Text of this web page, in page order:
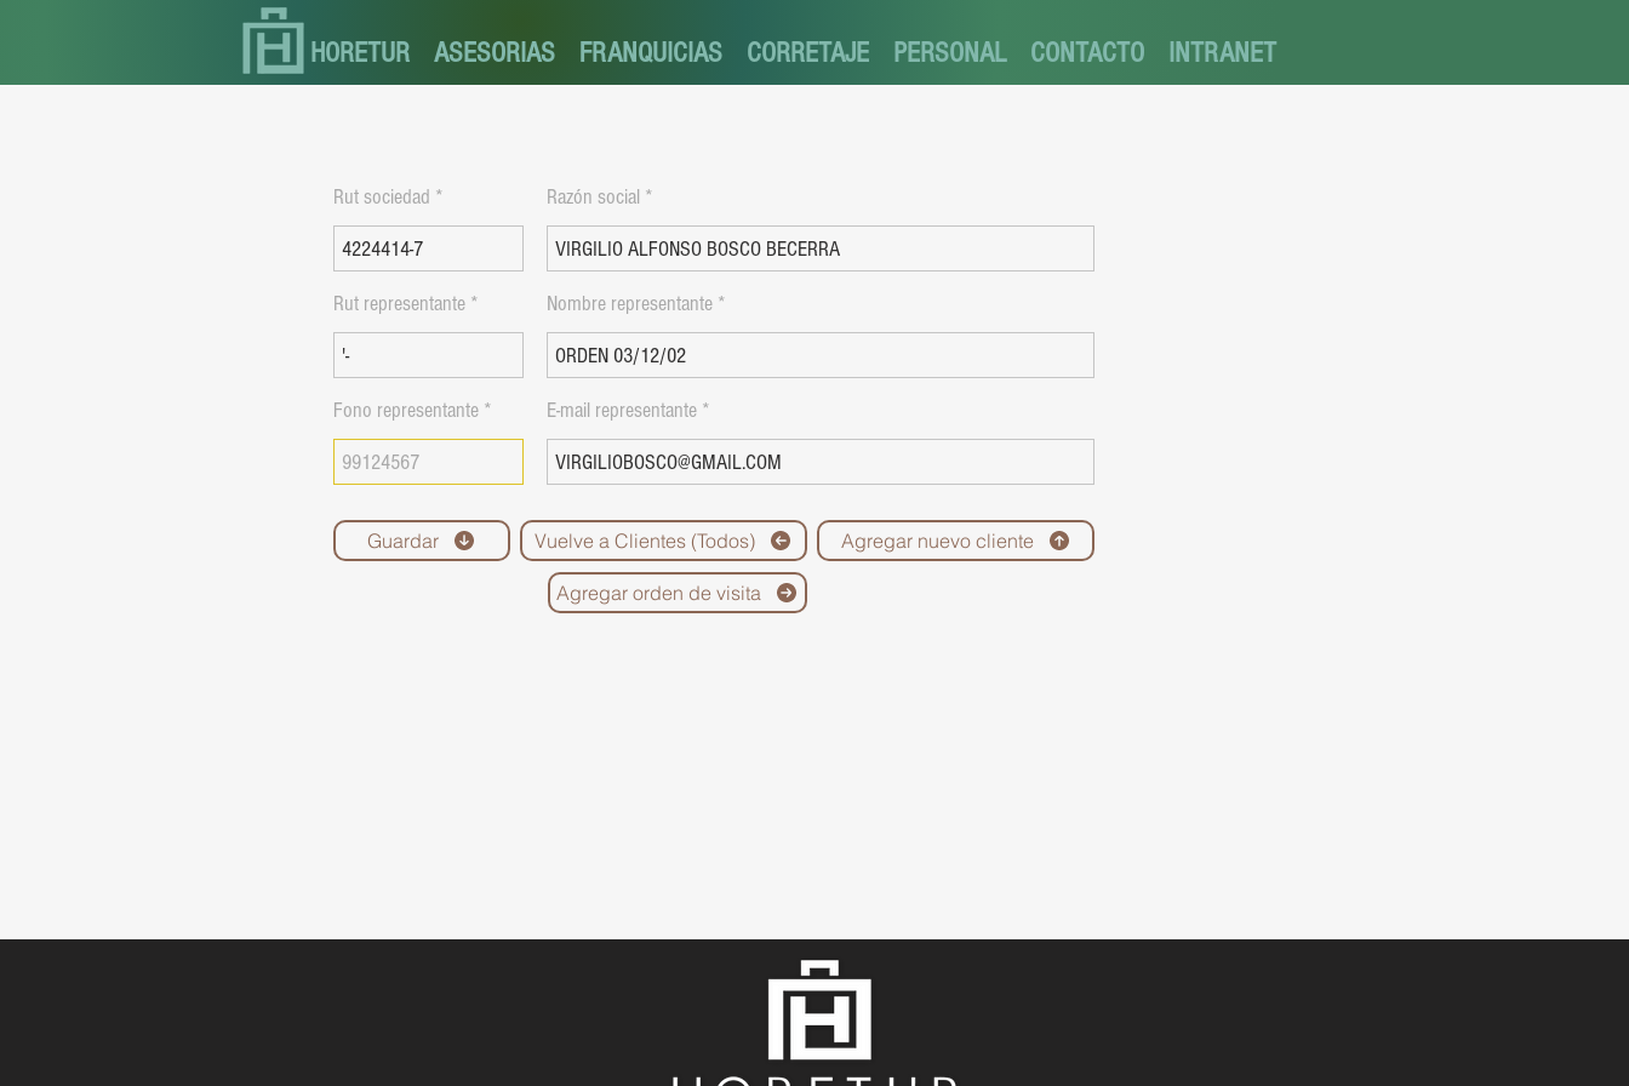
HORETUR ASESORIAS FRANQUICIAS CORRETAJE PERSONAL CONTACTO INTRANET
Rut sociedad Razón social
Rut representante Nombre representante
Fono representante E-mail representante
Guardar Vuelve a Clientes (Todos) Agregar nuevo cliente
Agregar orden de visita